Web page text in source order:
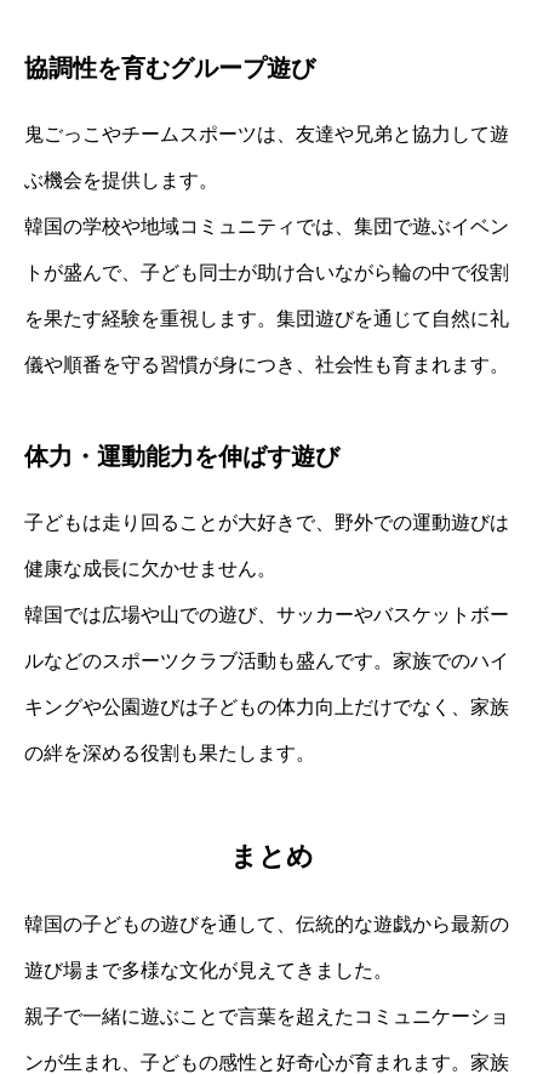
協調性を育むグループ遊び
鬼ごっこやチームスポーツは、友達や兄弟と協力して遊
ぶ機会を提供します。
韓国の学校や地域コミュニティでは、集団で遊ぶイベン
トが盛んで、子ども同士が助け合いながら輪の中で役割
を果たす経験を重視します。集団遊びを通じて自然に礼
儀や順番を守る習慣が身につき、社会性も育まれます。
体力・運動能力を伸ばす遊び
子どもは走り回ることが大好きで、野外での運動遊びは
健康な成長に欠かせません。
韓国では広場や山での遊び、サッカーやバスケットボー
ルなどのスポーツクラブ活動も盛んです。家族でのハイ
キングや公園遊びは子どもの体力向上だけでなく、家族
の絆を深める役割も果たします。
まとめ
韓国の子どもの遊びを通して、伝統的な遊戯から最新の
遊び場まで多様な文化が見えてきました。
親子で一緒に遊ぶことで言葉を超えたコミュニケーショ
ンが生まれ、子どもの感性と好奇心が育まれます。家族